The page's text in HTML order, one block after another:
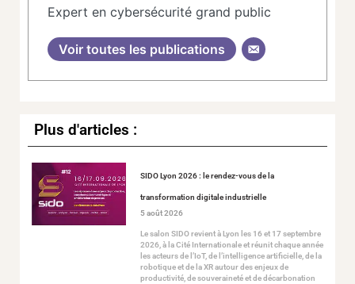
Expert en cybersécurité grand public
Voir toutes les publications
Plus d'articles :
SIDO Lyon 2026 : le rendez-vous de la
transformation digitale industrielle
5 août 2026
Le salon SIDO revient à Lyon les 16 et 17 septembre
2026, à la Cité Internationale et réunit chaque année
les acteurs de l’IoT, de l’intelligence artificielle, de la
robotique et de la XR autour des enjeux de
productivité, de souveraineté et de décarbonation